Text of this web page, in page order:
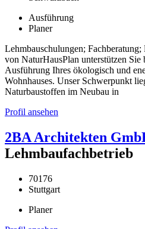
Ausführung
Planer
Lehmbauschulungen;
von NaturHausPlan unterstützen
Ausführung Ihres ökologisch und
Wohnhauses. Unser Schwerpunkt
Naturbaustoffen im Neubau in
Profil ansehen
2BA Architekten
Lehmbaufachbetrieb
70176
Stuttgart
Planer